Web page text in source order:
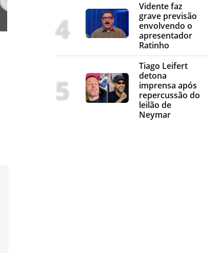
Vidente faz
grave previsão
envolvendo o
apresentador
Ratinho
Tiago Leifert
detona
imprensa após
repercussão do
leilão de
Neymar